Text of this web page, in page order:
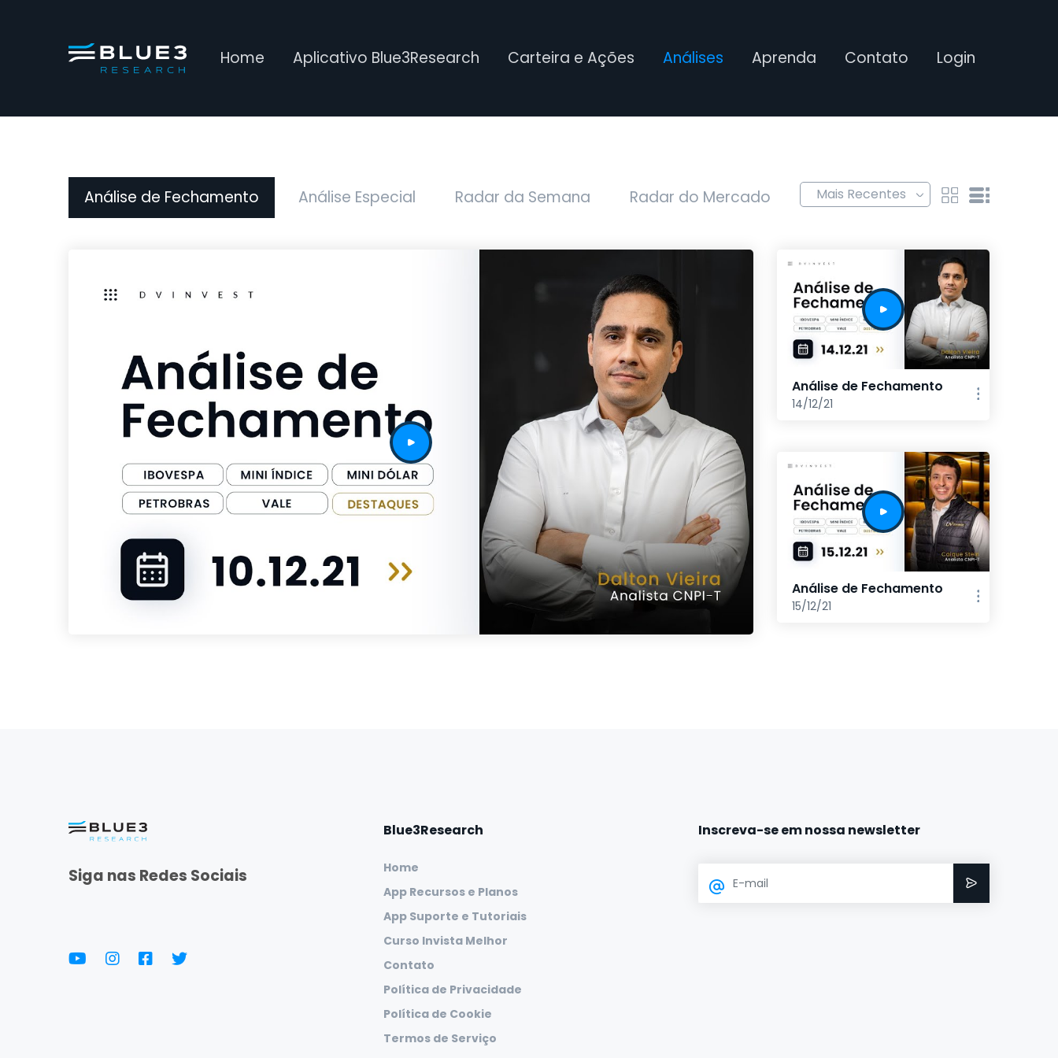
Home Aplicativo Blue3Research Carteira e Ações Análises Aprenda Contato Login
Análise de Fechamento Análise Especial Radar da Semana Radar do Mercado
Análise de Fechamento
14/12/21
Análise de Fechamento
15/12/21
Siga nas Redes Sociais
Blue3Research
Home
App Recursos e Planos
App Suporte e Tutoriais
Curso Invista Melhor
Contato
Política de Privacidade
Política de Cookie
Termos de Serviço
Inscreva-se em nossa newsletter